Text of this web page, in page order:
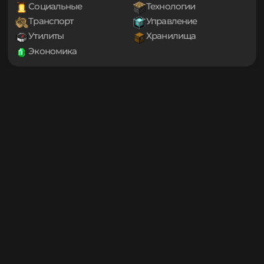
1.20
1.19.4
1.19.3
1.19.2
1.19.1
Декорации Еда
Игровые механики Магия